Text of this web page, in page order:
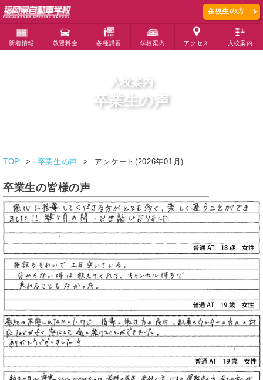
在校生の方
新着情報 教習料金 各種講習 学校案内 アクセス 入校案内
入校案内
卒業生の声
TOP 卒業生の声 アンケート(2026年01月)
卒業生の皆様の声